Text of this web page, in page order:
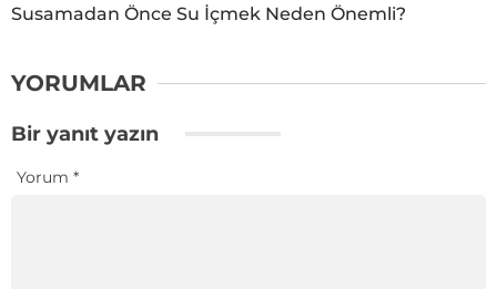
Susamadan Önce Su İçmek Neden Önemli?
YORUMLAR
Bir yanıt yazın
Yorum *